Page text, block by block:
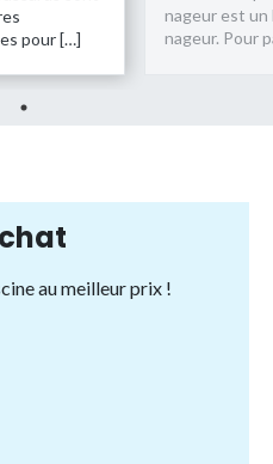
nageur est un loup pour le
nageur. Pour passer un […]
au meilleur prix !